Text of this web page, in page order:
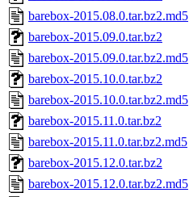
barebox-2015.08.0.tar.bz2.md5
barebox-2015.09.0.tar.bz2
barebox-2015.09.0.tar.bz2.md5
barebox-2015.10.0.tar.bz2
barebox-2015.10.0.tar.bz2.md5
barebox-2015.11.0.tar.bz2
barebox-2015.11.0.tar.bz2.md5
barebox-2015.12.0.tar.bz2
barebox-2015.12.0.tar.bz2.md5